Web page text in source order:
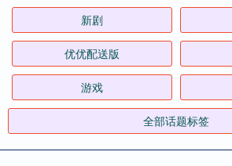
新剧
优优配送版
游戏
全部话题标签